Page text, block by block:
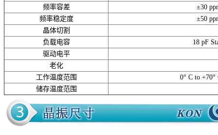
频率容差
±30
频率稳定度
±50
晶体切割
负载电容
18 pF
驱动电平
老化
工作温度范围
0° C to +70°
储存温度范围